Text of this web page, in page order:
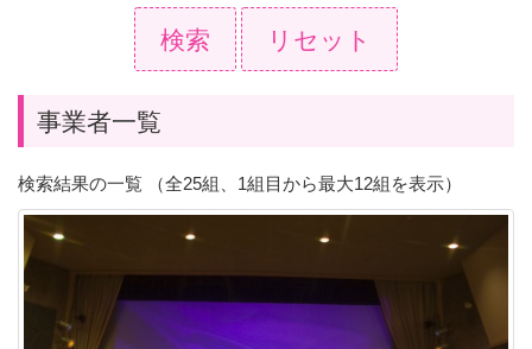
検索 リセット
事業者一覧
検索結果の一覧 （全25組、1組目から最大12組を表示）